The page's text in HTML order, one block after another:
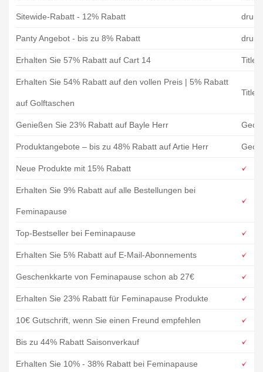
Sitewide-Rabatt - 12% Rabatt
Panty Angebot - bis zu 8% Rabatt
Erhalten Sie 57% Rabatt auf Cart 14
Erhalten Sie 54% Rabatt auf den vollen Preis | 5% Rabatt
auf Golftaschen
Genießen Sie 23% Rabatt auf Bayle Herr Geox
Produktangebote – bis zu 48% Rabatt auf Artie Herr Geox
Neue Produkte mit 15% Rabatt
Erhalten Sie 9% Rabatt auf alle Bestellungen bei
Feminapause
Top-Bestseller bei Feminapause
Erhalten Sie 5% Rabatt auf E-Mail-Abonnements
Geschenkkarte von Feminapause schon ab 27€
Erhalten Sie 23% Rabatt für Feminapause Produkte
10€ Gutschrift, wenn Sie einen Freund empfehlen
Bis zu 44% Rabatt Saisonverkauf
Erhalten Sie 10% - 38% Rabatt bei Feminapause